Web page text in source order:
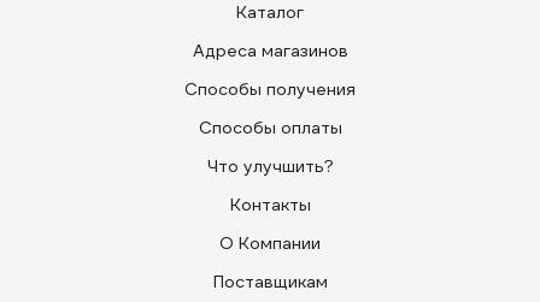
Каталог
Адреса магазинов
Способы получения
Способы оплаты
Что улучшить?
Контакты
О Компании
Поставщикам